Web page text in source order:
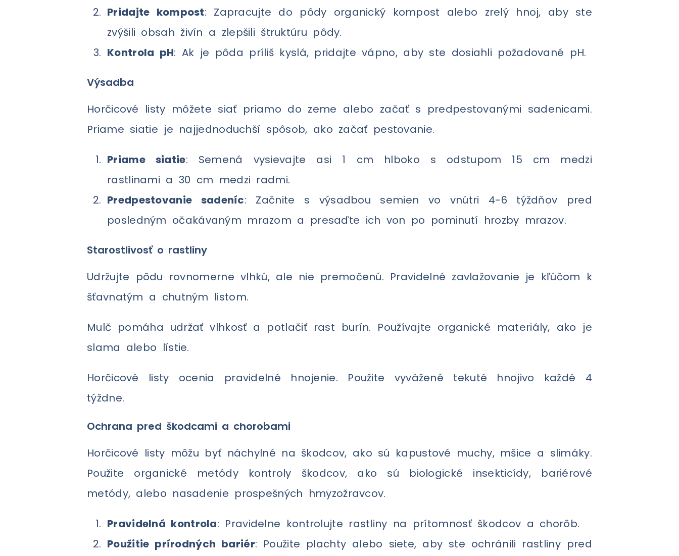
Pridajte kompost: Zapracujte do pôdy organický kompost alebo zrelý hnoj, aby ste
zvýšili obsah živín a zlepšili štruktúru pôdy.
Kontrola pH: Ak je pôda príliš kyslá, pridajte vápno, aby ste dosiahli požadované pH.
Výsadba
Horčicové listy môžete siať priamo do zeme alebo začať s predpestovanými sadenicami.
Priame siatie je najjednoduchší spôsob, ako začať pestovanie.
Priame siatie: Semená vysievajte asi 1 cm hlboko s odstupom 15 cm medzi
rastlinami a 30 cm medzi radmi.
Predpestovanie sadeníc: Začnite s výsadbou semien vo vnútri 4-6 týždňov pred
posledným očakávaným mrazom a presaďte ich von po pominutí hrozby mrazov.
Starostlivosť o rastliny
Udržujte pôdu rovnomerne vlhkú, ale nie premočenú. Pravidelné zavlažovanie je kľúčom k
šťavnatým a chutným listom.
Mulč pomáha udržať vlhkosť a potlačiť rast burín. Používajte organické materiály, ako je
slama alebo lístie.
Horčicové listy ocenia pravidelné hnojenie. Použite vyvážené tekuté hnojivo každé 4
týždne.
Ochrana pred škodcami a chorobami
Horčicové listy môžu byť náchylné na škodcov, ako sú kapustové muchy, mšice a slimáky.
Použite organické metódy kontroly škodcov, ako sú biologické insekticídy, bariérové
metódy, alebo nasadenie prospešných hmyzožravcov.
Pravidelná kontrola: Pravidelne kontrolujte rastliny na prítomnosť škodcov a chorôb.
Použitie prírodných bariér: Použite plachty alebo siete, aby ste ochránili rastliny pred